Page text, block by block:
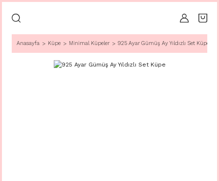
Anasayfa Küpe Minimal Küpeler 925 Ayar Gümüş Ay Yıldızlı Set Küpe